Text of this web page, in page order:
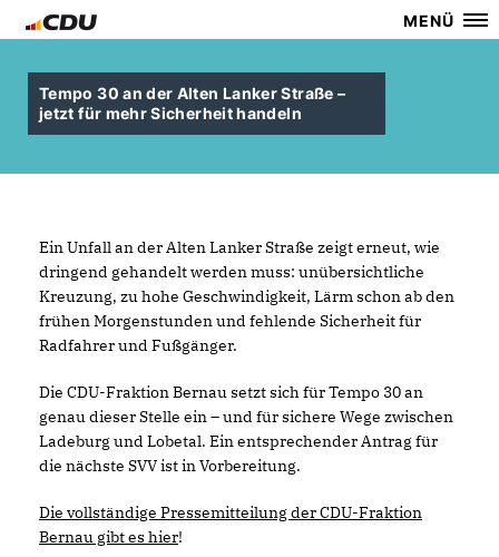
MENÜ
Tempo 30 an der Alten Lanker Straße –
jetzt für mehr Sicherheit handeln
Ein Unfall an der Alten Lanker Straße zeigt erneut, wie
dringend gehandelt werden muss: unübersichtliche
Kreuzung, zu hohe Geschwindigkeit, Lärm schon ab den
frühen Morgenstunden und fehlende Sicherheit für
Radfahrer und Fußgänger.
Die CDU-Fraktion Bernau setzt sich für Tempo 30 an
genau dieser Stelle ein – und für sichere Wege zwischen
Ladeburg und Lobetal. Ein entsprechender Antrag für
die nächste SVV ist in Vorbereitung.
Die vollständige Pressemitteilung der CDU-Fraktion
Bernau gibt es hier!